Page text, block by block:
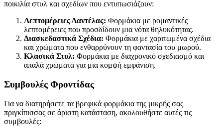
ποικιλία στυλ και σχεδίων που εντυπωσιάζουν:
Λεπτομέρειες Δαντέλας: Φορμάκια με ρομαντικές
λεπτομέρειες που προσδίδουν μια νότα θηλυκότητας.
Διασκεδαστικά Σχέδια: Φορμάκια με χαριτωμένα σχέδια
και χρώματα που ενθαρρύνουν τη φαντασία του μωρού.
Κλασικά Στυλ: Φορμάκια με διαχρονικό σχεδιασμό και
απαλά χρώματα για μια κομψή εμφάνιση.
Συμβουλές Φροντίδας
Για να διατηρήσετε τα βρεφικά φορμάκια της μικρής σας
πριγκίπισσας σε άριστη κατάσταση, ακολουθήστε αυτές τις
συμβουλές: